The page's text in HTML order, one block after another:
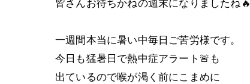
一週間本当に暑い中毎日ご苦労様です。
今日も猛暑日で熱中症アラート🚨も
出ているので喉が渇く前にこまめに